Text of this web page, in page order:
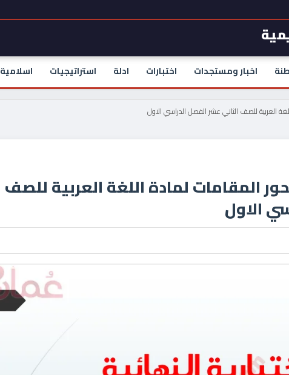
اخبار ومستجدات اختبارات ادلة استراتيجيات اسلامية
العربية للصف الثاني عشر الفصل الدراسي الاول
المقامات لمادة اللغة العربية للصف
الاول